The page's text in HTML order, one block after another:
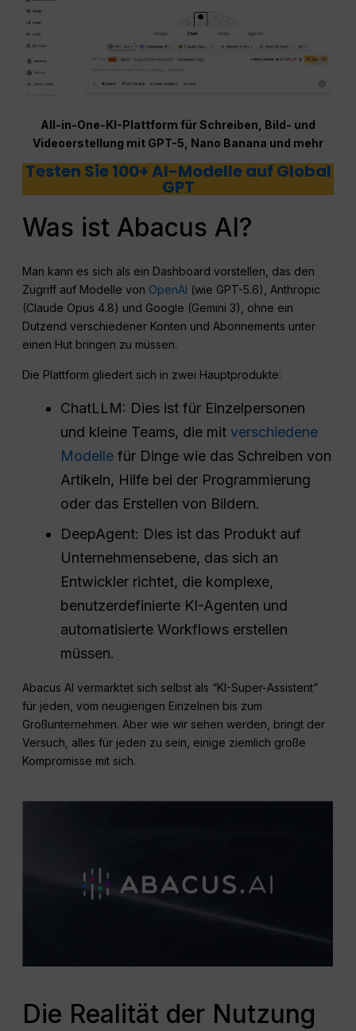
All-in-One-KI-Plattform für Schreiben, Bild- und
Videoerstellung mit GPT-5, Nano Banana und mehr
Testen Sie 100+ AI-Modelle auf Global
GPT
Was ist Abacus AI?
Man kann es sich als ein Dashboard vorstellen, das den
Zugriff auf Modelle von OpenAI (wie GPT-5.6), Anthropic
(Claude Opus 4.8) und Google (Gemini 3), ohne ein
Dutzend verschiedener Konten und Abonnements unter
einen Hut bringen zu müssen.
Die Plattform gliedert sich in zwei Hauptprodukte:
ChatLLM: Dies ist für Einzelpersonen
und kleine Teams, die mitverschiedene
Modelle für Dinge wie das Schreiben von
Artikeln, Hilfe bei der Programmierung
oder das Erstellen von Bildern.
DeepAgent: Dies ist das Produkt auf
Unternehmensebene, das sich an
Entwickler richtet, die komplexe,
benutzerdefinierte KI-Agenten und
automatisierte Workflows erstellen
müssen.
Abacus AI vermarktet sich selbst als “KI-Super-Assistent”
für jeden, vom neugierigen Einzelnen bis zum
Großunternehmen. Aber wie wir sehen werden, bringt der
Versuch, alles für jeden zu sein, einige ziemlich große
Kompromisse mit sich.
Die Realität der Nutzung